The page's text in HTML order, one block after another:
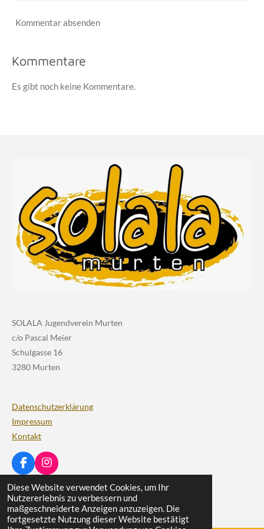
Diese Website verwendet Cookies, um Ihr
Nutzererlebnis zu verbessern und
maßgeschneiderte Anzeigen anzuzeigen. Die
fortgesetzte Nutzung dieser Website bestätigt
Kommentar absenden
Kommentare
Es gibt noch keine Kommentare.
SOLALA Jugendverein Murten
c/o Pascal Meier
Schulgasse 16
3280 Murten
Datenschutzerklärung
Impressum
Kontakt
F
a
c
e
b
o
I
n
s
t
a
g
© 2024 Solala Murten. Alle Rechte vorbehalten.
Mit Unterstützung vonWebador